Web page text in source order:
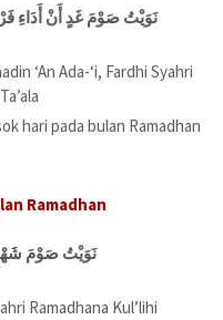
نَوَيْتُ صَوْمَ غَدٍ أَنْ أَدَاءِ فَرْضِ رَمَضَانَ هَذِهِ السَّنَةِ لِلَّهِ تَعَالَى
‘An Ada-‘i, Fardhi Syahri
hari pada bulan Ramadhan
Ramadhan
نَوَيْتُ صَوْمَ شَهْرِ رَمَضَانَ كِلِّهِ لِلَّهِ تَعَالَى
Ramadhana Kul’lihi